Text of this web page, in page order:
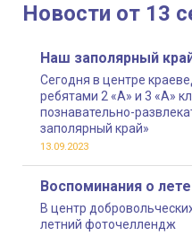
Новости от 13
Наш заполярный
Сегодня в центре
ребятами 2 «А» и 3 «А»
познавательно-
заполярный край»
13.09.2023
Воспоминания о лете
В центр
летний фоточеллендж